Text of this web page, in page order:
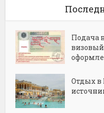
Подача
визовый
Отдых в